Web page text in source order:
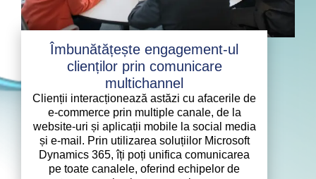
Îmbunătățește engagement-ul
clienților prin comunicare
multichannel
Clienții interacționează astăzi cu afacerile de
e-commerce prin multiple canale, de la
website-uri și aplicații mobile la social media
și e-mail. Prin utilizarea soluțiilor Microsoft
Dynamics 365, îți poți unifica comunicarea
pe toate canalele, oferind echipelor de